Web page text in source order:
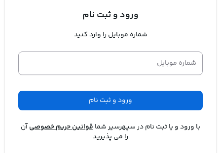
ورود و ثبت نام
شماره موبایل را وارد کنید
شماره موبایل
ورود و ثبت نام
با ورود و یا ثبت نام درسپهرسیرشماقوانین حریم خصوصیآن
را می پذیرید